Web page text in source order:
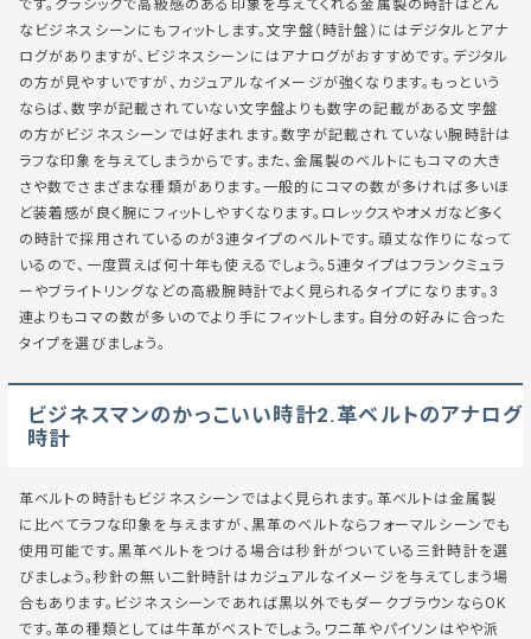
です。クラシックで高級感のある印象を与えてくれる金属製の時計はどん
なビジネスシーンにもフィットします。文字盤（時計盤）にはデジタルとアナ
ログがありますが、ビジネスシーンにはアナログがおすすめです。デジタル
の方が見やすいですが、カジュアルなイメージが強くなります。もっという
ならば、数字が記載されていない文字盤よりも数字の記載がある文字盤
の方がビジネスシーンでは好まれます。数字が記載されていない腕時計は
ラフな印象を与えてしまうからです。また、金属製のベルトにもコマの大き
さや数でさまざまな種類があります。一般的にコマの数が多ければ多いほ
ど装着感が良く腕にフィットしやすくなります。ロレックスやオメガなど多く
の時計で採用されているのが3連タイプのベルトです。頑丈な作りになって
いるので、一度買えば何十年も使えるでしょう。5連タイプはフランクミュラ
ーやブライトリングなどの高級腕時計でよく見られるタイプになります。3
連よりもコマの数が多いのでより手にフィットします。自分の好みに合った
タイプを選びましょう。
ビジネスマンのかっこいい時計2.革ベルトのアナログ
時計
革ベルトの時計もビジネスシーンではよく見られます。革ベルトは金属製
に比べてラフな印象を与えますが、黒革のベルトならフォーマルシーンでも
使用可能です。黒革ベルトをつける場合は秒針がついている三針時計を選
びましょう。秒針の無い二針時計はカジュアルなイメージを与えてしまう場
合もあります。ビジネスシーンであれば黒以外でもダークブラウンならOK
です。革の種類としては牛革がベストでしょう。ワニ革やパイソンはやや派